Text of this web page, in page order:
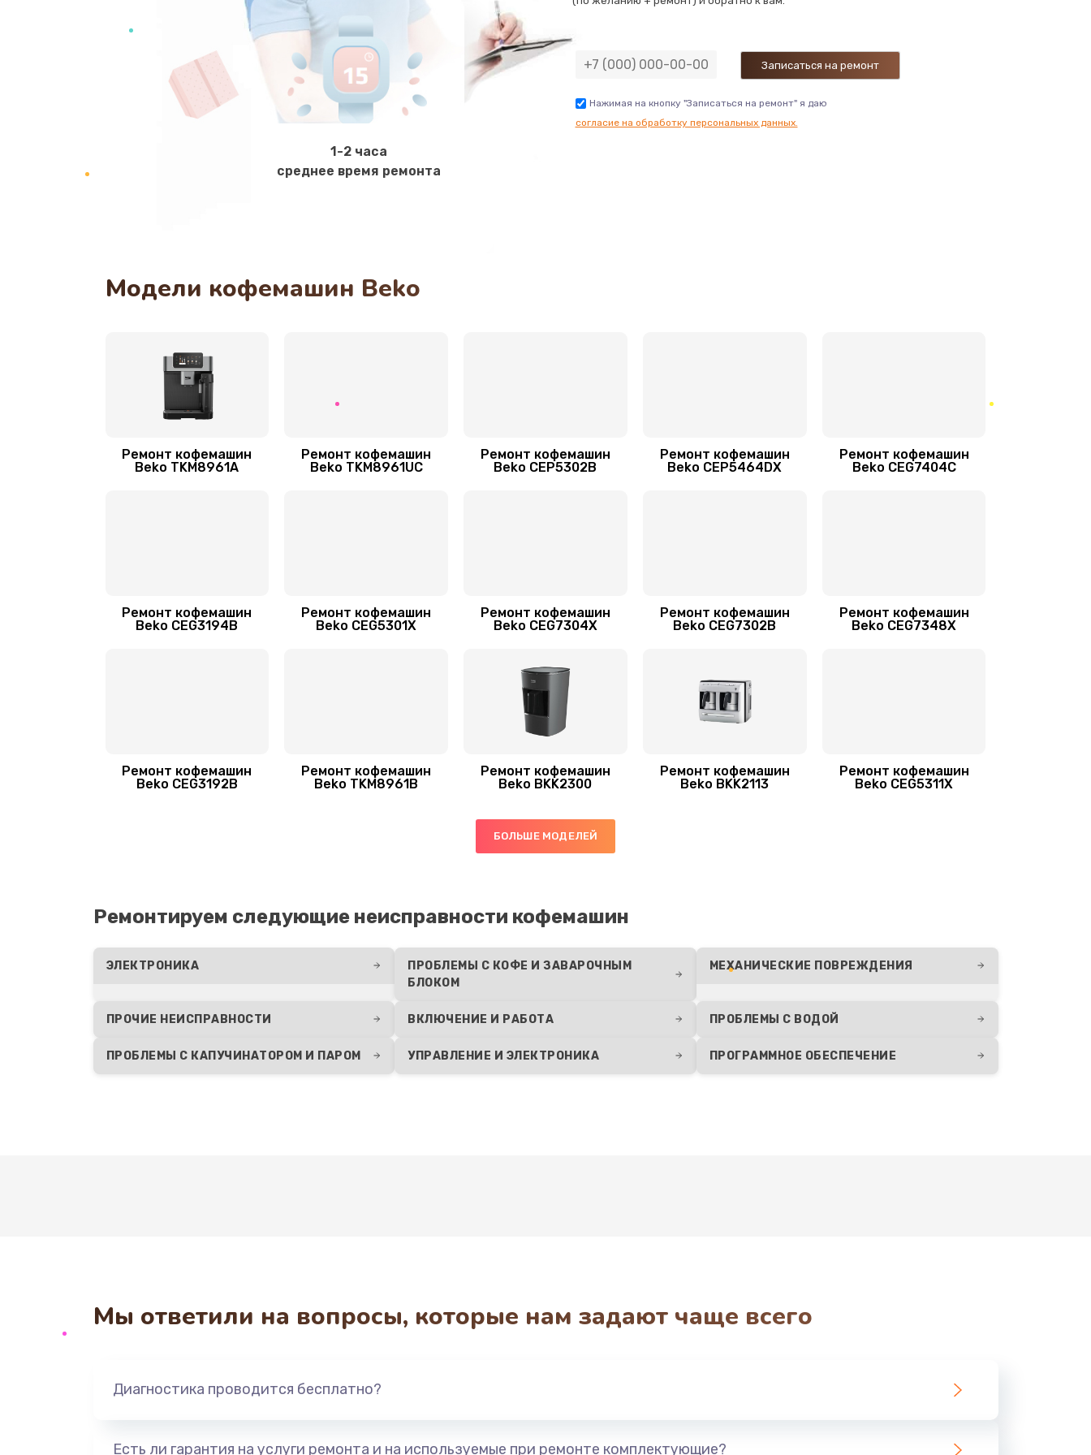
1-2 часа
среднее время ремонта
Нажимая на кнопку "Записаться на ремонт" я даю
согласие на обработку персональных данных.
Модели кофемашин Beko
Ремонт кофемашин
Beko TKM8961A
Ремонт кофемашин
Beko TKM8961UC
Ремонт кофемашин
Beko CEP5302B
Ремонт кофемашин
Beko CEP5464DX
Ремонт кофемашин
Beko CEG7404C
Ремонт кофемашин
Beko CEG3194B
Ремонт кофемашин
Beko CEG5301X
Ремонт кофемашин
Beko CEG7304X
Ремонт кофемашин
Beko CEG7302B
Ремонт кофемашин
Beko CEG7348X
Ремонт кофемашин
Beko CEG3192B
Ремонт кофемашин
Beko TKM8961B
Ремонт кофемашин
Beko BKK2300
Ремонт кофемашин
Beko BKK2113
Ремонт кофемашин
Beko CEG5311X
БОЛЬШЕ МОДЕЛЕЙ
Ремонтируем следующие неисправности кофемашин
ЭЛЕКТРОНИКА
ПРОБЛЕМЫ С КОФЕ И ЗАВАРОЧНЫМ
БЛОКОМ
МЕХАНИЧЕСКИЕ ПОВРЕЖДЕНИЯ
ПРОЧИЕ НЕИСПРАВНОСТИ ВКЛЮЧЕНИЕ И РАБОТА ПРОБЛЕМЫ С ВОДОЙ
ПРОБЛЕМЫ С КАПУЧИНАТОРОМ И ПАРОМ УПРАВЛЕНИЕ И ЭЛЕКТРОНИКА ПРОГРАММНОЕ ОБЕСПЕЧЕНИЕ
Мы ответили на вопросы, которые нам задают чаще всего
Диагностика проводится бесплатно?
Есть ли гарантия на услуги ремонта и на используемые при ремонте комплектующие?